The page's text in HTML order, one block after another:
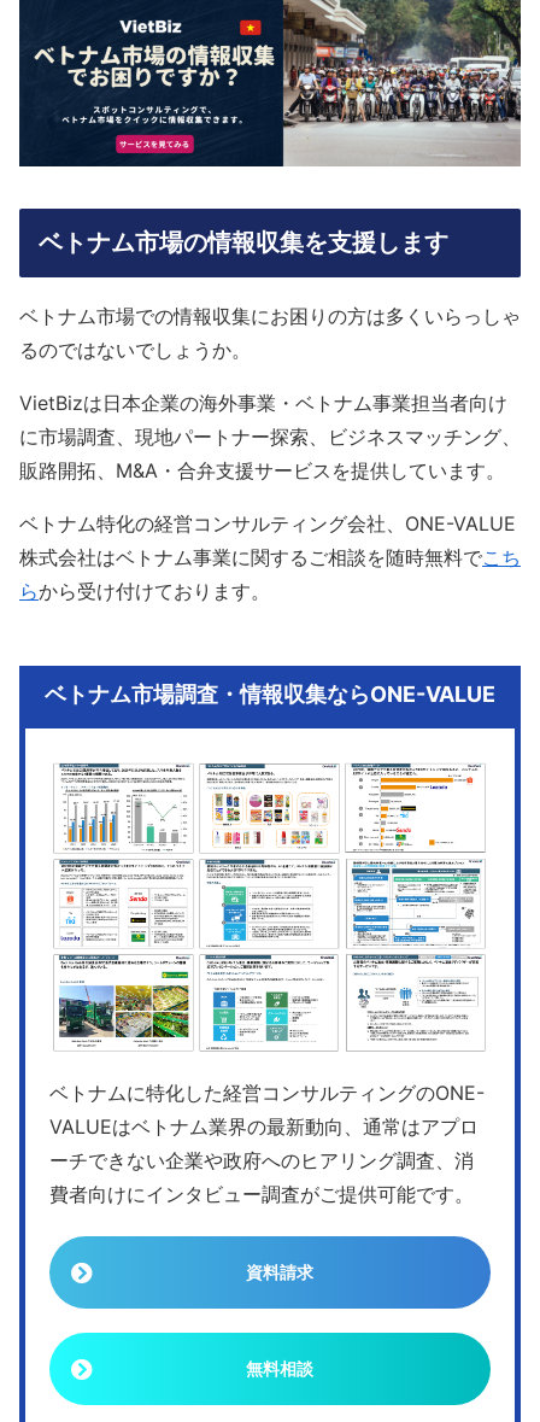
ベトナム市場の情報収集を支援します
ベトナム市場での情報収集にお困りの方は多くいらっしゃ
るのではないでしょうか。
VietBizは日本企業の海外事業・ベトナム事業担当者向け
に市場調査、現地パートナー探索、ビジネスマッチング、
販路開拓、M&A・合弁支援サービスを提供しています。
ベトナム特化の経営コンサルティング会社、ONE-VALUE
株式会社はベトナム事業に関するご相談を随時無料でこち
らから受け付けております。
ベトナム市場調査・情報収集ならONE-VALUE
ベトナムに特化した経営コンサルティングのONE-
VALUEはベトナム業界の最新動向、通常はアプロ
ーチできない企業や政府へのヒアリング調査、消
費者向けにインタビュー調査がご提供可能です。
資料請求
無料相談